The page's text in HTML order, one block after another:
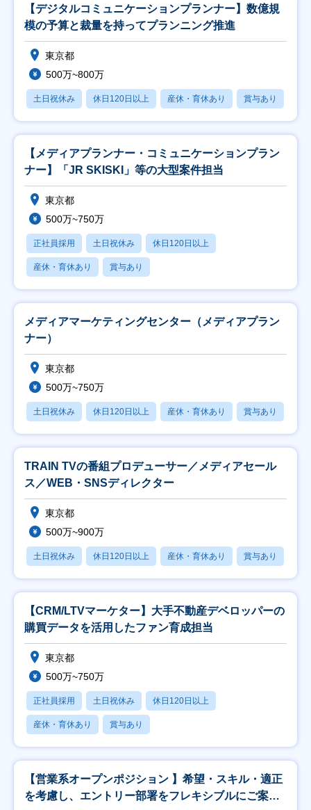
【デジタルコミュニケーションプランナー】数億規
模の予算と裁量を持ってプランニング推進
東京都
500万~800万
土日祝休み 休日120日以上 産休・育休あり 賞与あり
【メディアプランナー・コミュニケーションプラン
ナー】「JR SKISKI」等の大型案件担当
東京都
500万~750万
正社員採用 土日祝休み 休日120日以上
産休・育休あり 賞与あり
メディアマーケティングセンター（メディアプラン
ナー）
東京都
500万~750万
土日祝休み 休日120日以上 産休・育休あり 賞与あり
TRAIN TVの番組プロデューサー／メディアセール
ス／WEB・SNSディレクター
東京都
500万~900万
土日祝休み 休日120日以上 産休・育休あり 賞与あり
【CRM/LTVマーケター】大手不動産デベロッパーの
購買データを活用したファン育成担当
東京都
500万~750万
正社員採用 土日祝休み 休日120日以上
産休・育休あり 賞与あり
【営業系オープンポジション 】希望・スキル・適正
を考慮し、エントリー部署をフレキシブルにご案内